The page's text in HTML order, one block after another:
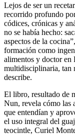
Lejos de ser un
recorrido profundo
códices, crónicas y
no se había hecho:
aspectos de la
formación como
alimentos y doctor en
multidisciplinaria, tan
describe.
El libro, resultado de
Nun, revela cómo las
que entendían y
el uso integral del
teocintle, Curiel